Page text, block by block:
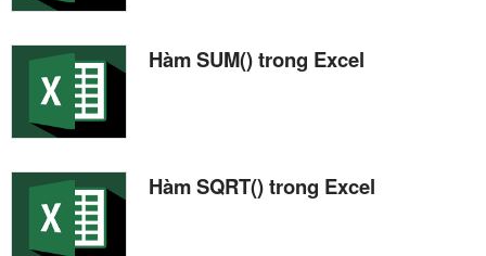
Hàm SUM() trong Excel
Hàm SQRT() trong Excel